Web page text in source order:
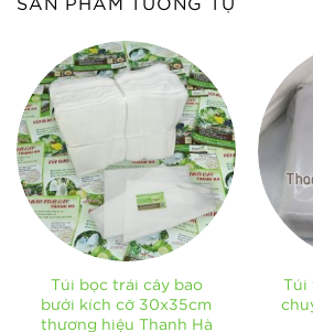
SẢN PHẨM TƯƠNG TỰ
Túi bọc trái cây bao
bưởi kích cỡ 30x35cm
thương hiệu Thanh Hà
Túi